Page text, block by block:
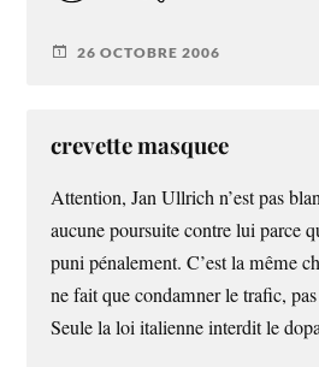
26 OCTOBRE 2006
crevette masquee
Attention, Jan Ullrich n’est pas
aucune poursuite contre lui parce
puni pénalement. C’est la même
ne fait que condamner le trafic,
Seule la loi italienne interdit le